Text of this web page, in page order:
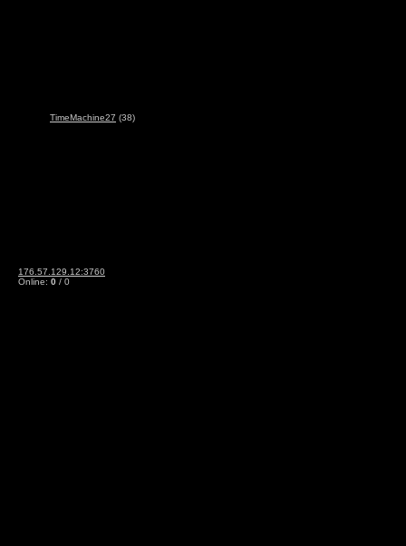
TimeMachine27 (38)
176.57.129.12:3760
Online: 0 / 0